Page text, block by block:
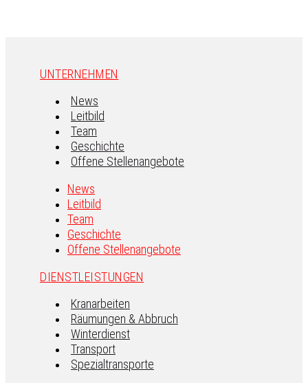
UNTERNEHMEN
News
Leitbild
Team
Geschichte
Offene Stellenangebote
News
Leitbild
Team
Geschichte
Offene Stellenangebote
DIENSTLEISTUNGEN
Kranarbeiten
Räumungen & Abbruch
Winterdienst
Transport
Spezialtransporte